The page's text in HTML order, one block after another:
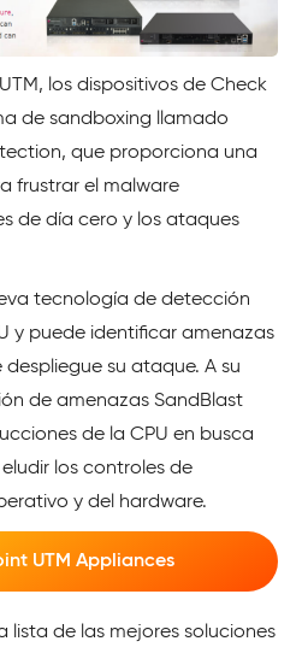
los dispositivos de Check
de sandboxing llamado
que proporciona una
frustrar el malware
de día cero y los ataques
tecnología de detección
y puede identificar amenazas
su ataque. A su
de amenazas SandBlast
de la CPU en busca
los controles de
y del hardware.
UTM Appliances
lista de las mejores soluciones